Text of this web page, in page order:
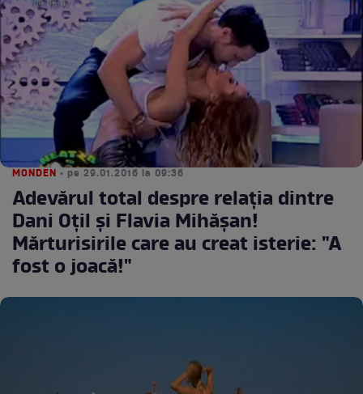
MONDEN • pe 29.01.2016 la 09:36
Adevărul total despre relaţia dintre
Dani Oţil şi Flavia Mihăşan!
Mărturisirile care au creat isterie: "A
fost o joacă!"